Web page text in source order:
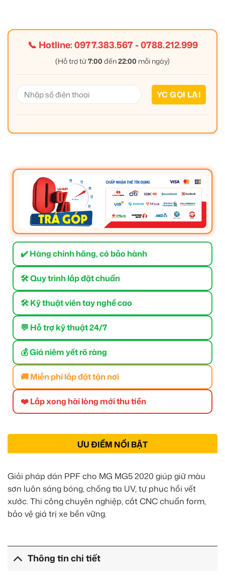
📞 Hotline:0977.383.567-0788.212.999
(Hỗ trợ từ7:00 đến22:00 mỗi ngày)
✔️ Hàng chính hãng, có bảo hành
🛠 Quy trình lắp đặt chuẩn
🛠 Kỹ thuật viên tay nghề cao
💬 Hỗ trợ kỹ thuật 24/7
💰 Giá niêm yết rõ ràng
🚚 Miễn phí lắp đặt tận nơi
❤️ Lắp xong hài lòng mới thu tiền
ƯU ĐIỂM NỔI BẬT
Giải pháp dán PPF cho MG MG5 2020 giúp giữ màu
sơn luôn sáng bóng, chống tia UV, tự phục hồi vết
xước. Thi công chuyên nghiệp, cắt CNC chuẩn form,
bảo vệ giá trị xe bền vững.
Thông tin chi tiết